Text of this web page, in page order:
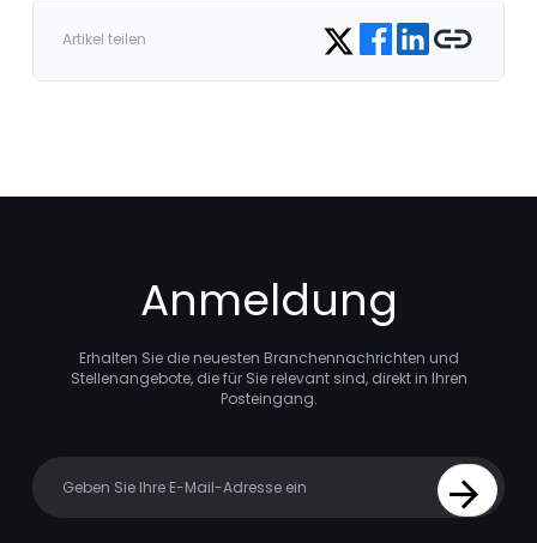
Artikel teilen Share on Twitter
Share on Facebook
Share on LinkedIn
Copy link
Anmeldung
Erhalten Sie die neuesten Branchennachrichten und
Stellenangebote, die für Sie relevant sind, direkt in Ihren
Posteingang.
Sign Up